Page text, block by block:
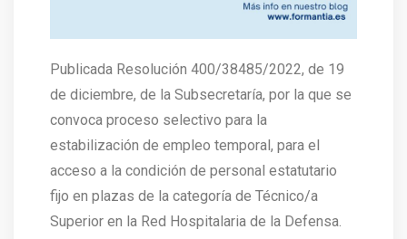
Publicada Resolución 400/38485/2022, de 19
de diciembre, de la Subsecretaría, por la que se
convoca proceso selectivo para la
estabilización de empleo temporal, para el
acceso a la condición de personal estatutario
fijo en plazas de la categoría de Técnico/a
Superior en la Red Hospitalaria de la Defensa.